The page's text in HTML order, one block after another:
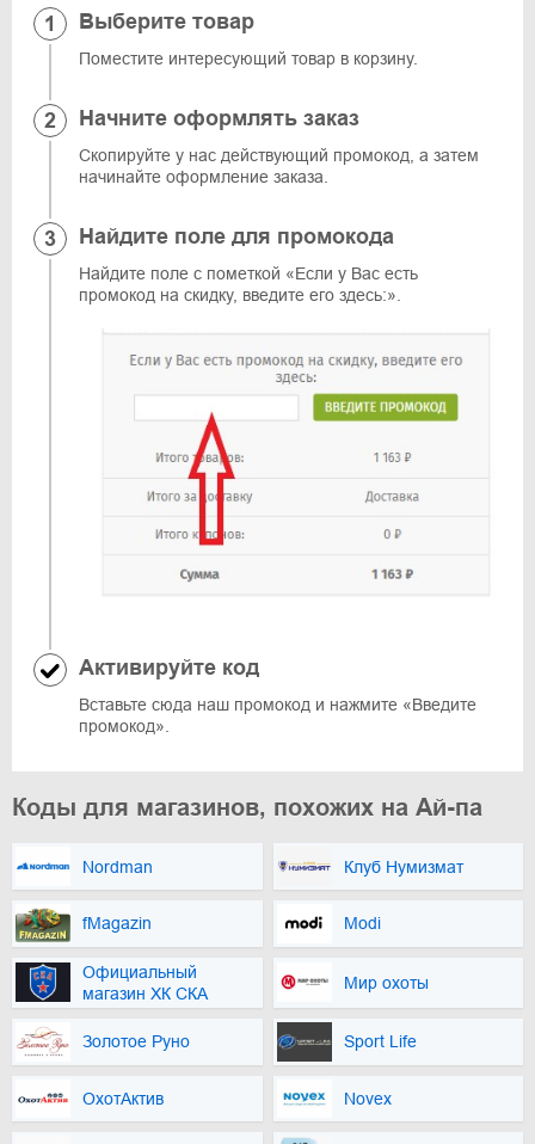
Выберите товар
Поместите интересующий товар в корзину.
Начните оформлять заказ
Скопируйте у нас действующий промокод, а затем
начинайте оформление заказа.
Найдите поле для промокода
Найдите поле с пометкой «Если у Вас есть
промокод на скидку, введите его здесь:».
Активируйте код
Вставьте сюда наш промокод и нажмите «Введите
промокод».
Коды для магазинов, похожих на Ай-па
Nordman Клуб Нумизмат
fMagazin Modi
Официальный
магазин ХК СКА
Мир охоты
Золотое Руно Sport Life
ОхотАктив Novex